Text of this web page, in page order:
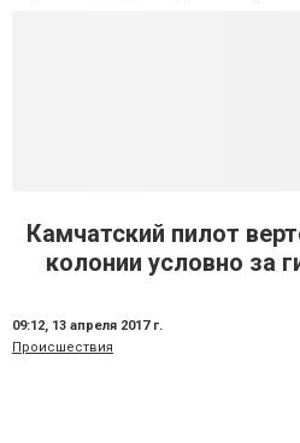
Камчатский пилот
колонии условно за
09:12, 13 апреля 2017 г.
Происшествия